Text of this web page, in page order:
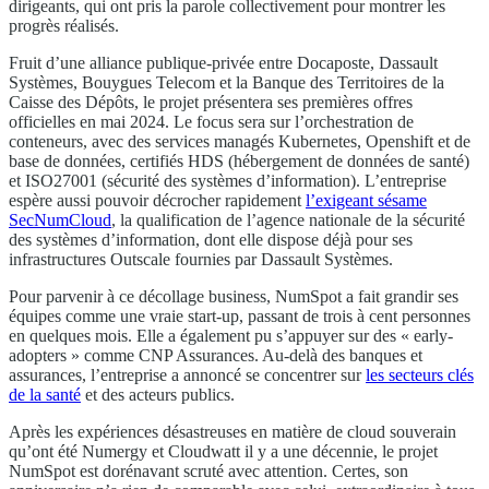
dirigeants, qui ont pris la parole collectivement pour montrer les
progrès réalisés.
Fruit d’une alliance publique-privée entre Docaposte, Dassault
Systèmes, Bouygues Telecom et la Banque des Territoires de la
Caisse des Dépôts, le projet présentera ses premières offres
officielles en mai 2024. Le focus sera sur l’orchestration de
conteneurs, avec des services managés Kubernetes, Openshift et de
base de données, certifiés HDS (hébergement de données de santé)
et ISO27001 (sécurité des systèmes d’information). L’entreprise
espère aussi pouvoir décrocher rapidement l’exigeant sésame
SecNumCloud, la qualification de l’agence nationale de la sécurité
des systèmes d’information, dont elle dispose déjà pour ses
infrastructures Outscale fournies par Dassault Systèmes.
Pour parvenir à ce décollage business, NumSpot a fait grandir ses
équipes comme une vraie start-up, passant de trois à cent personnes
en quelques mois. Elle a également pu s’appuyer sur des « early-
adopters » comme CNP Assurances. Au-delà des banques et
assurances, l’entreprise a annoncé se concentrer surles secteurs clés
de la santé et des acteurs publics.
Après les expériences désastreuses en matière de cloud souverain
qu’ont été Numergy et Cloudwatt il y a une décennie, le projet
NumSpot est dorénavant scruté avec attention. Certes, son